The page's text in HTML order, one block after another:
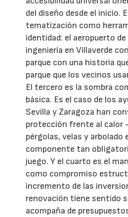
del diseño desde el inicio.
tematización como
identidad: el aeropuerto
ingeniería en Villaverde
parque con una historia
parque que los vecinos
El tercero es la sombra
básica. Es el caso de los
Sevilla y Zaragoza han
protección frente al calor
pérgolas, velas y
componente tan
juego. Y el cuarto es el
como compromiso
incremento de las
renovación tiene sentido
acompaña de